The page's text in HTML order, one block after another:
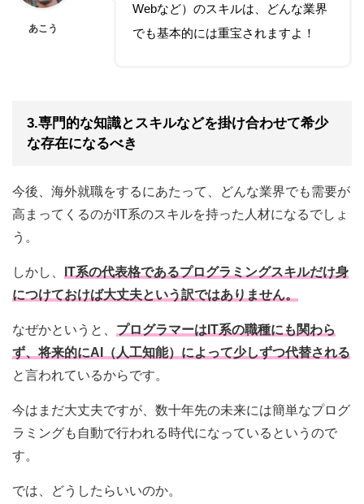
あこう
Webなど）のスキルは、どんな業界
でも基本的には重宝されますよ！
3.専門的な知識とスキルなどを掛け合わせて希少
な存在になるべき
今後、海外就職をするにあたって、どんな業界でも需要が
高まってくるのがIT系のスキルを持った人材になるでしょ
う。
しかし、
IT系の代表格であるプログラミングスキルだけ身
につけておけば大丈夫という訳ではありません。
なぜかというと、 プログラマーはIT系の職種にも関わら
ず、将来的にAI（人工知能）によって少しずつ代替される
と言われているからです。
今はまだ大丈夫ですが、数十年先の未来には簡単なプログ
ラミングも自動で行われる時代になっているというので
す。
では、どうしたらいいのか。